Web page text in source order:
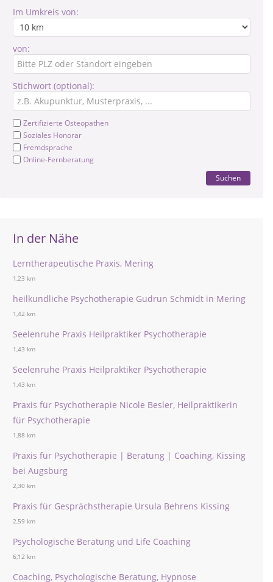
Im Umkreis von:
von:
Stichwort (optional):
Zertifizierte Osteopathen
Soziales Honorar
Fremdsprache
Online-Fernberatung
Suchen
In der Nähe
Lerntherapeutische Praxis, Mering
1,23 km
heilkundliche Psychotherapie Gudrun Schmidt in Mering
1,42 km
Seelenruhe Praxis Heilpraktiker Psychotherapie
1,43 km
Seelenruhe Praxis Heilpraktiker Psychotherapie
1,43 km
Praxis für Psychotherapie Nicole Besler, Heilpraktikerin
für Psychotherapie
1,88 km
Praxis für Psychotherapie | Beratung | Coaching, Kissing
bei Augsburg
2,30 km
Praxis für Gesprächstherapie Ursula Behrens Kissing
2,59 km
Psychologische Beratung und Life Coaching
6,12 km
Coaching, Psychologische Beratung, Hypnose